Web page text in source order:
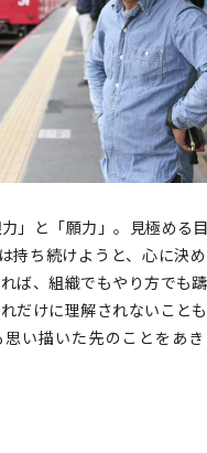
」と「願力」。見極める
持ち続けようと、心に決
ば、組織でもやり方でも
だけに理解されないこと
思い描いた先のことをあ